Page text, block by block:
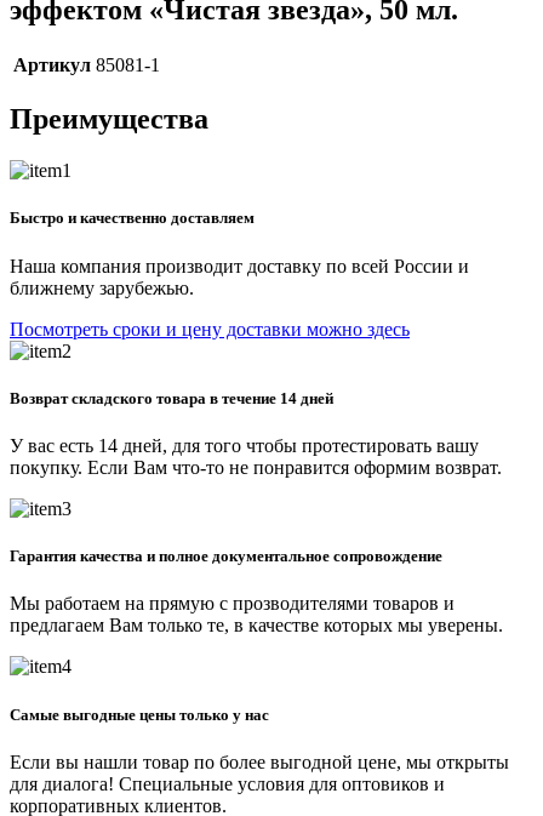
эффектом «Чистая звезда», 50 мл.
Артикул 85081-1
Преимущества
Быстро и качественно доставляем
Наша компания производит доставку по всей России и
ближнему зарубежью.
Посмотреть сроки и цену доставки можно здесь
Возврат складского товара в течение 14 дней
У вас есть 14 дней, для того чтобы протестировать вашу
покупку. Если Вам что-то не понравится оформим возврат.
Гарантия качества и полное документальное сопровождение
Мы работаем на прямую с прозводителями товаров и
предлагаем Вам только те, в качестве которых мы уверены.
Самые выгодные цены только у нас
Если вы нашли товар по более выгодной цене, мы открыты
для диалога! Специальные условия для оптовиков и
корпоративных клиентов.